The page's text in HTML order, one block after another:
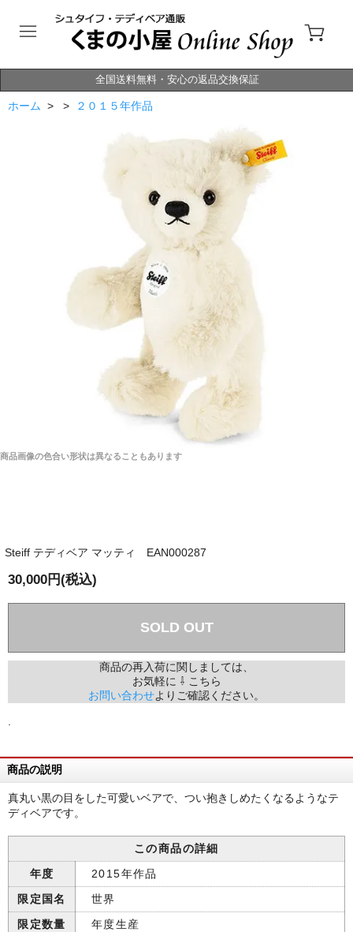
全国送料無料・安心の返品交換保証
ホーム > > ２０１５年作品
商品画像の色合い形状は異なることもあります
Steiff テディベア マッティ EAN000287
30,000円(税込)
SOLD OUT
商品の再入荷に関しましては、
お気軽に ⇩ こちら
お問い合わせよりご確認ください。
商品の説明
真丸い黒の目をした可愛いベアで、つい抱きしめたくなるようなテ
ディベアです。
この商品の詳細
年度
2015年作品
限定国名
世界
限定数量
年度生産